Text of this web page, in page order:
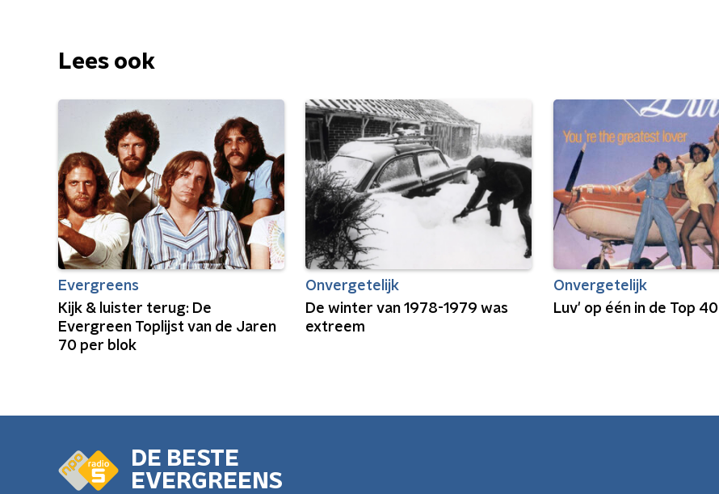
Lees ook
Evergreens
Kijk & luister terug: De
Evergreen Toplijst van de Jaren
70 per blok
Onvergetelijk
De winter van 1978-1979 was
extreem
Onvergetelijk
Luv' op één in de Top 40
DE BESTE
EVERGREENS